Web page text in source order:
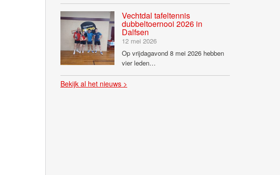
Vechtdal tafeltennis
dubbeltoernooi 2026 in
Dalfsen
12 mei 2026
Op vrijdagavond 8 mei 2026 hebben
vier leden…
Bekijk al het nieuws >